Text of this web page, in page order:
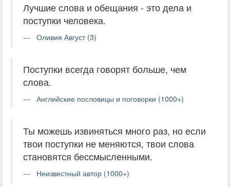
Лучшие слова и обещания - это дела и
поступки человека.
Оливия Август (3)
Поступки всегда говорят больше, чем
слова.
Английские пословицы и поговорки (1000+)
Ты можешь извиняться много раз, но если
твои поступки не меняются, твои слова
становятся бессмысленными.
Неизвестный автор (1000+)